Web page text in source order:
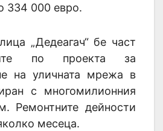
334 000 евро.
„Дедеагач“ бе част
по проекта за
на уличната мрежа в
с многомилионния
Ремонтните дейности
месеца.